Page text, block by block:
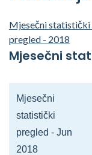
Mjesečni
pregled - 2018
Mjesečni
Mjesečni
statistički
pregled - Jun
2018